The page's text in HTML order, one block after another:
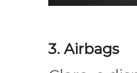
3. Airbags